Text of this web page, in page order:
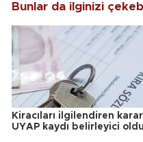
Bunlar da ilginizi
Kiracıları ilgilendiren
UYAP kaydı belirleyici oldu